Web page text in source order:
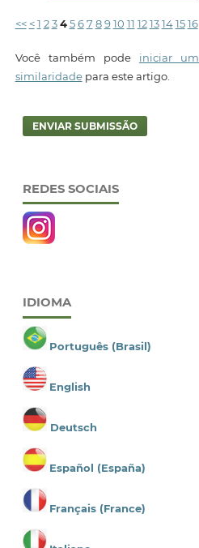
<< < 1 2 3 4 5 6 7 8 9 10 11 12 13 14 15 16
Você também pode iniciar
similaridadepara este artigo.
ENVIAR SUBMISSÃO
REDES SOCIAIS
IDIOMA
Português (Brasil)
English
Deutsch
Español (España)
Français (France)